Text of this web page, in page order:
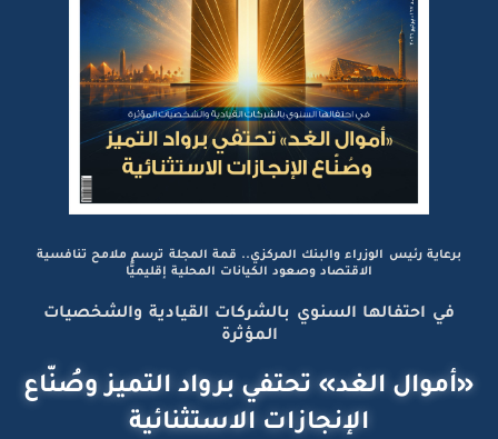
برعاية رئيس الوزراء والبنك المركزي.. قمة المجلة ترسم ملامح تنافسية
الاقتصاد وصعود الكيانات المحلية إقليميًّا
في احتفالها السنوي بالشركات القيادية والشخصيات
المؤثرة
«أموال الغد» تحتفي برواد التميز وصُنّاع
الإنجازات الاستثنائية